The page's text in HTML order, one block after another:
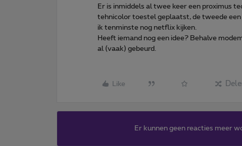
Er is inmiddels al twee keer een proximus
tehnicolor toestel geplaatst, de tweede
ik tenminste nog netflix kijken.
Heeft iemand nog een idee? Behalve
al (vaak) gebeurd.
Like
Er kunnen geen reacties meer